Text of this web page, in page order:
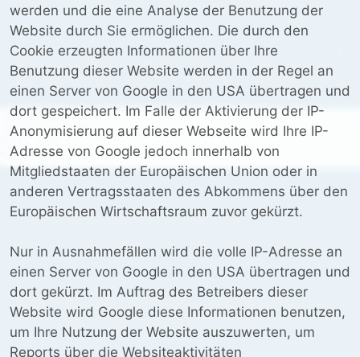
werden und die eine Analyse der Benutzung der
Website durch Sie ermöglichen. Die durch den
Cookie erzeugten Informationen über Ihre
Benutzung dieser Website werden in der Regel an
einen Server von Google in den USA übertragen und
dort gespeichert. Im Falle der Aktivierung der IP-
Anonymisierung auf dieser Webseite wird Ihre IP-
Adresse von Google jedoch innerhalb von
Mitgliedstaaten der Europäischen Union oder in
anderen Vertragsstaaten des Abkommens über den
Europäischen Wirtschaftsraum zuvor gekürzt.
Nur in Ausnahmefällen wird die volle IP-Adresse an
einen Server von Google in den USA übertragen und
dort gekürzt. Im Auftrag des Betreibers dieser
Website wird Google diese Informationen benutzen,
um Ihre Nutzung der Website auszuwerten, um
Reports über die Websiteaktivitäten